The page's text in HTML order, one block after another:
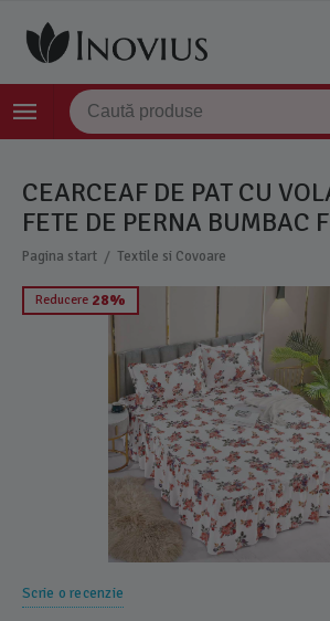
CEARCEAF DE PAT CU
FETE DE PERNA BUMBAC
Pagina start / Textile si Covoare
Reducere 28%
Scrie o recenzie